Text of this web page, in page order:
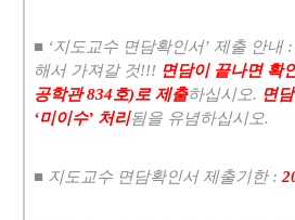
■ ‘지도교수 면담확인서’ 제출 안내 :
해서 가져갈 것!!! 면담이 끝나면 확
공학관834호)로 제출하십시오. 면
‘미이수’ 처리됨을 유념하십시오.
■ 지도교수 면담확인서 제출기한 :